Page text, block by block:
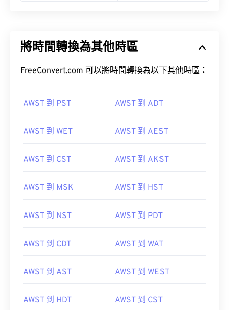
將時間轉換為其他時區
FreeConvert.com 可以將時間轉換為以下其他時區：
AWST 到 PST AWST 到 ADT
AWST 到 WET AWST 到 AEST
AWST 到 CST AWST 到 AKST
AWST 到 MSK AWST 到 HST
AWST 到 NST AWST 到 PDT
AWST 到 CDT AWST 到 WAT
AWST 到 AST AWST 到 WEST
AWST 到 HDT AWST 到 CST